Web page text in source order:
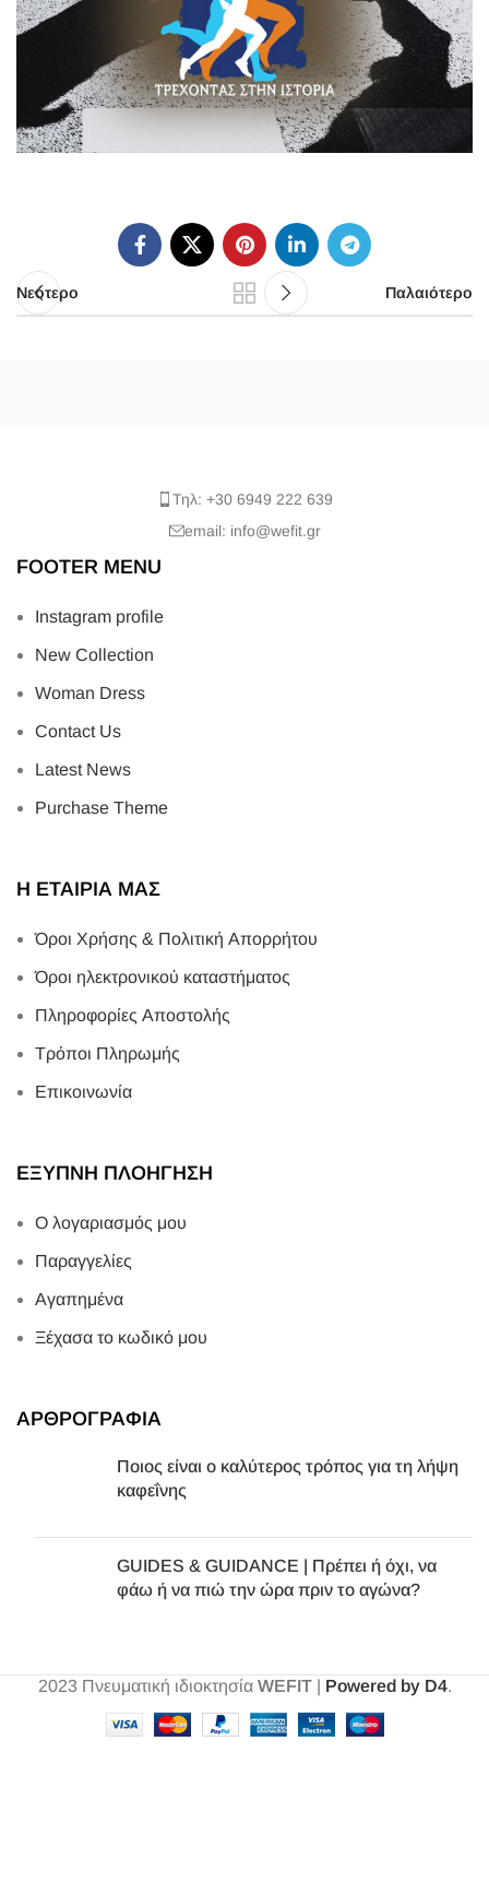
Νεότερο Παλαιότερο
Τηλ: +30 6949 222 639
email: info@wefit.gr
FOOTER MENU
Instagram profile
New Collection
Woman Dress
Contact Us
Latest News
Purchase Theme
Η ΕΤΑΙΡΙΑ ΜΑΣ
Όροι Χρήσης & Πολιτική Απορρήτου
Όροι ηλεκτρονικού καταστήματος
Πληροφορίες Αποστολής
Τρόποι Πληρωμής
Επικοινωνία
ΕΞΥΠΝΗ ΠΛΟΗΓΗΣΗ
Ο λογαριασμός μου
Παραγγελίες
Αγαπημένα
Ξέχασα το κωδικό μου
ΑΡΘΡΟΓΡΑΦΙΑ
Ποιος είναι ο καλύτερος τρόπος για τη λήψη
καφεΐνης
GUIDES & GUIDANCE | Πρέπει ή όχι, να
φάω ή να πιώ την ώρα πριν το αγώνα?
2023 Πνευματική ιδιοκτησία WEFIT| Powered by D4.